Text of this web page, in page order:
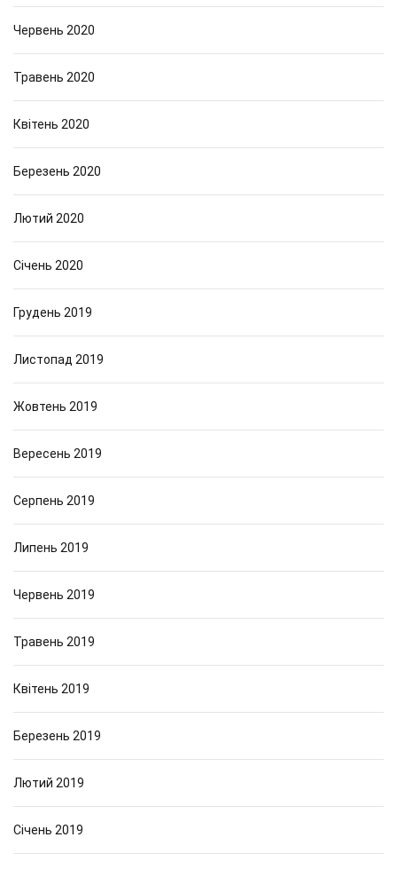
Червень 2020
Травень 2020
Квітень 2020
Березень 2020
Лютий 2020
Січень 2020
Грудень 2019
Листопад 2019
Жовтень 2019
Вересень 2019
Серпень 2019
Липень 2019
Червень 2019
Травень 2019
Квітень 2019
Березень 2019
Лютий 2019
Січень 2019